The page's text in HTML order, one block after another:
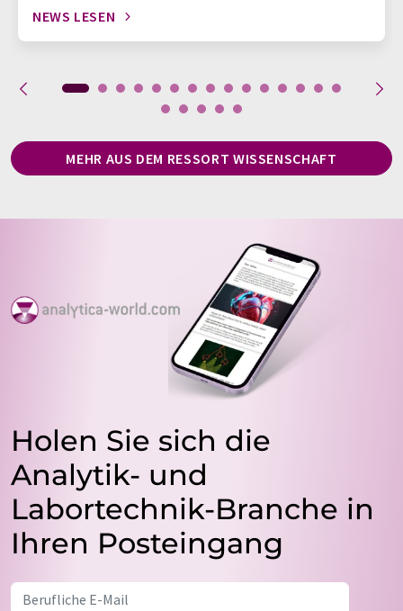
NEWS LESEN
MEHR AUS DEM RESSORT WISSENSCHAFT
Holen Sie sich die
Analytik- und
Labortechnik-Branche in
Ihren Posteingang